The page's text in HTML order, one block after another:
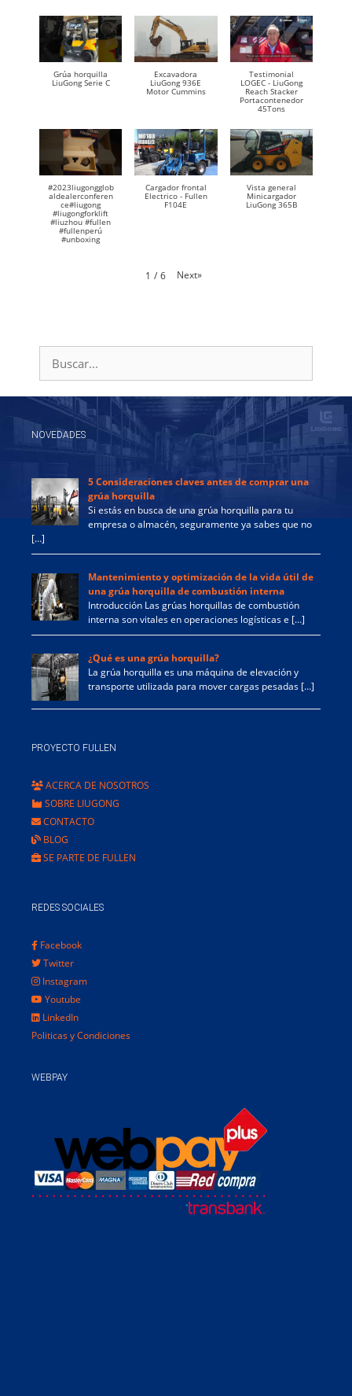
Grúa horquilla
LiuGong Serie C
Excavadora
LiuGong 936E
Motor Cummins
Testimonial
LOGEC - LiuGong
Reach Stacker
Portacontenedor
45Tons
#2023liugongglob
aldealerconferen
ce#liugong
#liugongforklift
#liuzhou #fullen
#fullenperú
#unboxing
Cargador frontal
Electrico - Fullen
F104E
Vista general
Minicargador
LiuGong 365B
1 / 6 Next»
NOVEDADES
5 Consideraciones claves antes de comprar una
grúa horquilla
Si estás en busca de una grúa horquilla para tu
empresa o almacén, seguramente ya sabes que no
[…]
Mantenimiento y optimización de la vida útil de
una grúa horquilla de combustión interna
Introducción Las grúas horquillas de combustión
interna son vitales en operaciones logísticas e […]
¿Qué es una grúa horquilla?
La grúa horquilla es una máquina de elevación y
transporte utilizada para mover cargas pesadas […]
PROYECTO FULLEN
ACERCA DE NOSOTROS
SOBRE LIUGONG
CONTACTO
BLOG
SE PARTE DE FULLEN
REDES SOCIALES
Facebook
Twitter
Instagram
Youtube
LinkedIn
Politicas y Condiciones
WEBPAY